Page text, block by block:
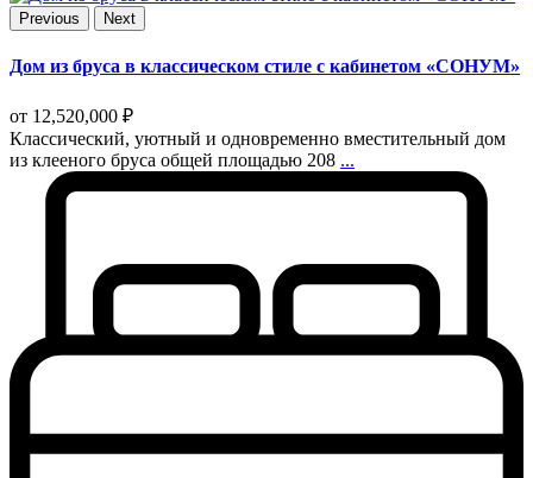
Previous Next
Дом из бруса в классическом стиле с кабинетом «СОНУМ»
от 12,520,000 ₽
Классический, уютный и одновременно вместительный дом
из клееного бруса общей площадью 208 ...